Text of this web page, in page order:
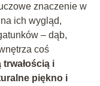
znaczenie w
ich wygląd,
– dąb,
coś
i
piękno i